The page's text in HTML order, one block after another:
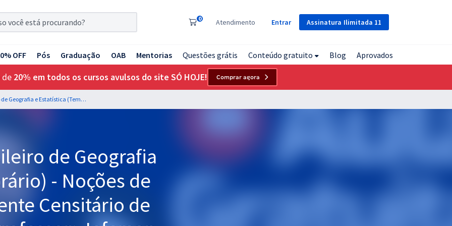
Assinatura Ilimitada 11
0 Atendimento Entrar
OFF Pós Graduação OAB Mentorias Questões grátis Conteúdo gratuito Blog Aprovados
de 20% em todos os cursos avulsos do site SÓ HOJE! Comprar agora
IBGE - Instituto Brasileiro de Geografia e Estatística (Temporário) - Noções de Informática para Agente Censitário de Informática (ACI) - Professor: Jeferson Bogo (videoaula) & Fabricio Melo (PDFs) (Pós-edital)
de Geografia
- Noções de
Censitário de